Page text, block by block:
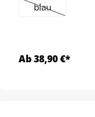
blau
(Cette option
Ab 38,90 €*